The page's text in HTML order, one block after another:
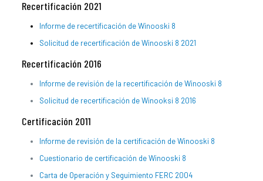
Recertificación 2021
Informe de recertificación de Winooski 8
Solicitud de recertificación de Winooski 8 2021
Recertificación 2016
Informe de revisión de la recertificación de Winooski 8
Solicitud de recertificación de Winooksi 8 2016
Certificación 2011
Informe de revisión de la certificación de Winooski 8
Cuestionario de certificación de Winooski 8
Carta de Operación y Seguimiento FERC 2004